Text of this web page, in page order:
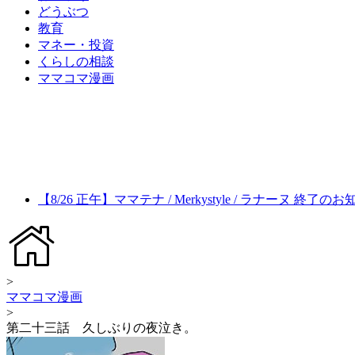
どうぶつ
教育
マネー・投資
くらしの相談
ママコマ漫画
【8/26 正午】ママテナ / Merkystyle / ラナーヌ 終了のお
>
ママコマ漫画
>
第二十三話 久しぶりの夜泣き。